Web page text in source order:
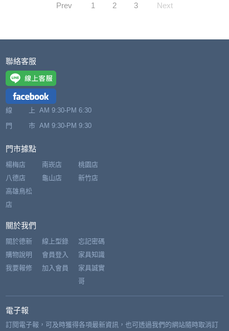
Prev 1 2 3 Next
聯絡客服
線 上 AM 9:30-PM 6:30
門 市 AM 9:30-PM 9:30
門市據點
楊梅店
八德店
南崁店
龜山店
桃園店
新竹店
高雄鳥松
店
關於我們
關於德新
購物說明
我要報修
線上型錄
會員登入
加入會員
忘記密碼
家具知識
家具誠實
哥
電子報
訂閱電子報，可及時獲得各項最新資訊，也可透過我們的網站隨時取消訂